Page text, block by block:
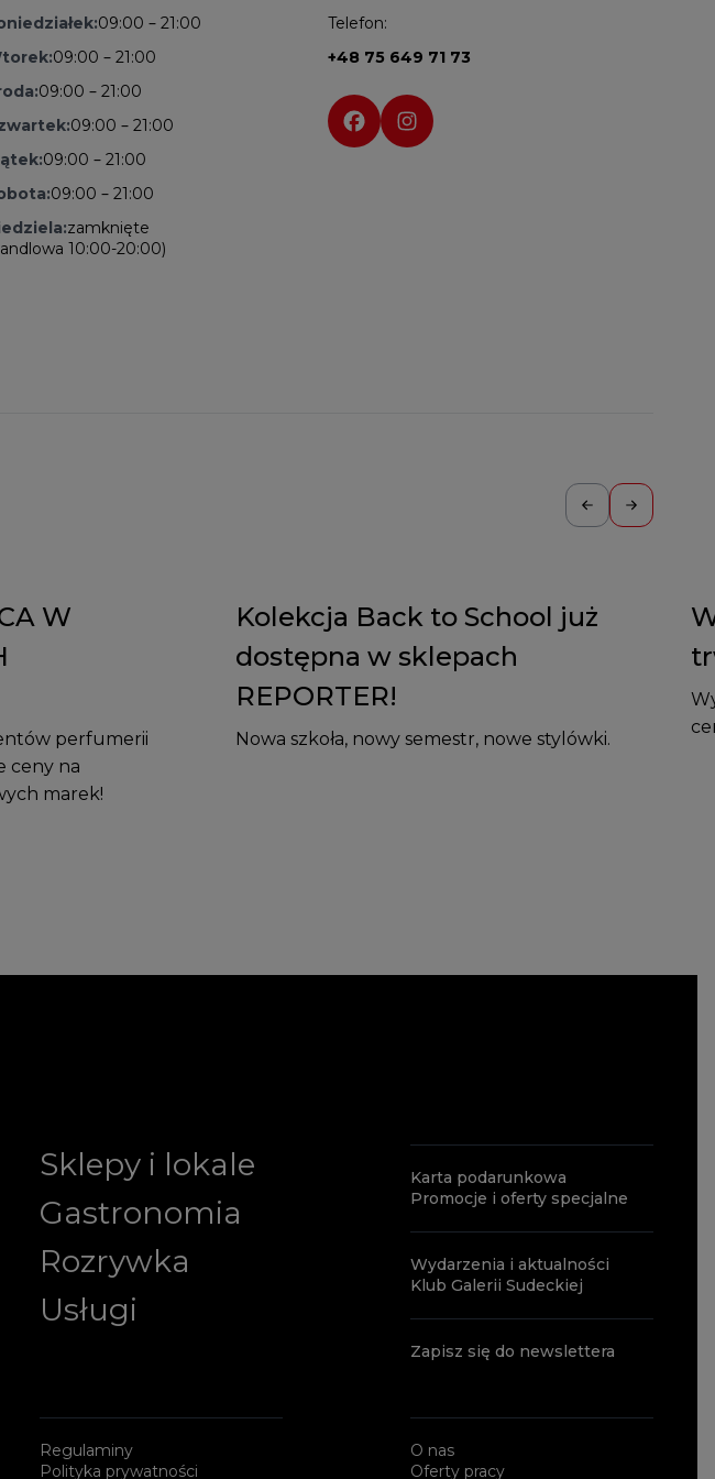
09:00 – 21:00
09:00 – 21:00
09:00 – 21:00
09:00 – 21:00
09:00 – 21:00
09:00 – 21:00
zamknięte
10:00-20:00)
Telefon:
+48 75 649 71 73
Social media:
W
perfumerii
ceny na
marek!
Kolekcja Back to School już
dostępna w sklepach
REPORTER!
Nowa szkoła, nowy semestr, nowe stylówki.
Sklepy i lokale
Gastronomia
Rozrywka
Usługi
Karta podarunkowa
Promocje i oferty specjalne
Wydarzenia i aktualności
Klub Galerii Sudeckiej
Zapisz się do newslettera
Regulaminy
Polityka prywatności
O nas
Oferty pracy